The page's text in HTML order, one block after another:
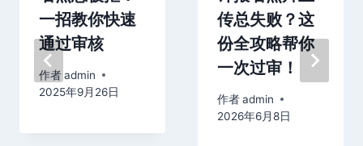
一招教你快速
通过审核
作者admin
2025年9月26日
传总失败？这
份全攻略帮你
一次过审！
作者admin
2026年6月8日